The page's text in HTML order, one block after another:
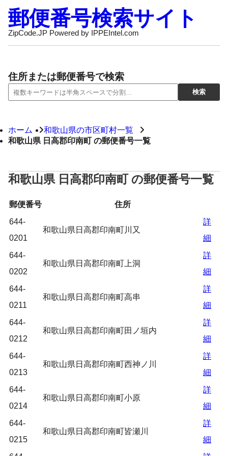
郵便番号検索サイト
ZipCode.JP Powered by IPPEIntel.com
住所または郵便番号で検索
ホーム
和歌山県の市区町村一覧
和歌山県 日高郡印南町 の郵便番号一覧
和歌山県 日高郡印南町 の郵便番号一覧
郵便番号
住所
644-
0201
和歌山県日高郡印南町川又
詳
細
644-
0202
和歌山県日高郡印南町上洞
詳
細
644-
0211
和歌山県日高郡印南町高串
詳
細
644-
0212
和歌山県日高郡印南町田ノ垣内
詳
細
644-
0213
和歌山県日高郡印南町西神ノ川
詳
細
644-
0214
和歌山県日高郡印南町小原
詳
細
644-
0215
和歌山県日高郡印南町皆瀬川
詳
細